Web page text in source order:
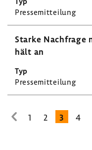
Pres­se­mit­tei­lung
Starke Nach­frage
hält an
Pres­se­mit­tei­lung
zur
1 2 3 4